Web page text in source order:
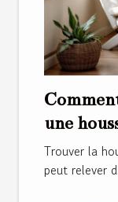
une
fauteuil
Trouver la
peut relever